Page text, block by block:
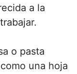
a la
o pasta
una hoja